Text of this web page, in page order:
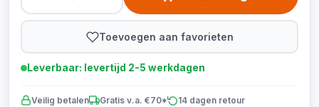
Toevoegen aan favorieten
Leverbaar: levertijd 2-5 werkdagen
Veilig betalen Gratis v.a. €70* 14 dagen retour